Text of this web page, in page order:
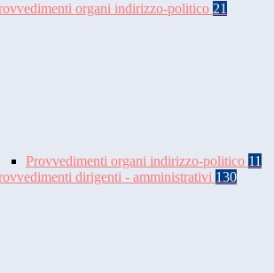
organi indirizzo-politico 21
Provvedimenti organi indirizzo-politico 11
dirigenti - amministrativi 130